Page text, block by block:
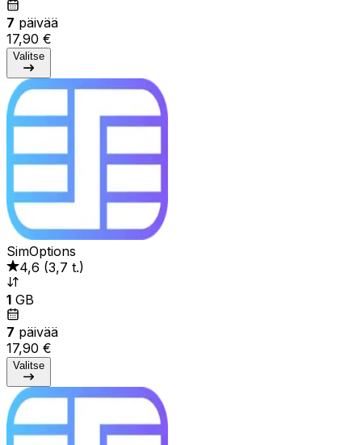
7 päivää
17,90 €
Valitse
SimOptions
4,6 (3,7 t.)
1 GB
7 päivää
17,90 €
Valitse